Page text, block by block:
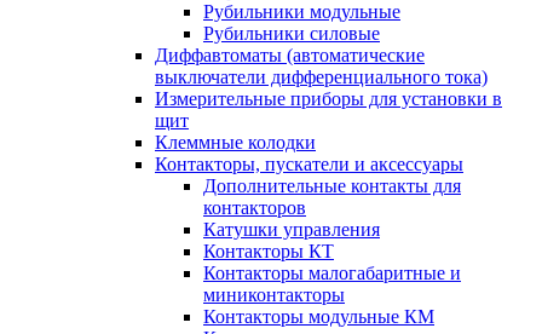
Рубильники модульные
Рубильники силовые
Диффавтоматы (автоматические
выключатели дифференциального тока)
Измерительные приборы для установки в
щит
Клеммные колодки
Контакторы, пускатели и аксессуары
Дополнительные контакты для
контакторов
Катушки управления
Контакторы КТ
Контакторы малогабаритные и
миниконтакторы
Контакторы модульные КМ